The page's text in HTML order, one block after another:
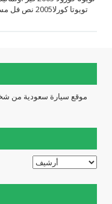
تويوتا
موقع سيارة سعودية من